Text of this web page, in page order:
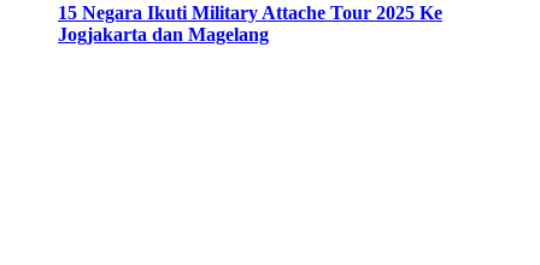
15 Negara Ikuti Military Attache Tour 2025 Ke
Jogjakarta dan Magelang